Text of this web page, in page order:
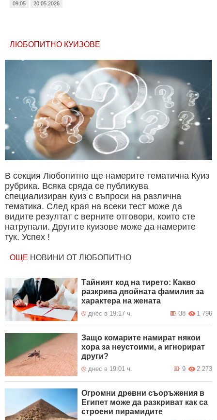
09:05 20.05.2026
ЛЮБОПИТНО КУИЗОВЕ
В секция Любопитно ще намерите тематична Куиз
рубрика. Всяка сряда се публикува
специализиран куиз с въпроси на различна
тематика. След края на всеки тест може да
видите резултат с верните отговори, които сте
натрупали. Другите куизове може да намерите
тук. Успех !
ОЩЕ НОВИНИ ОТ ЛЮБОПИТНО
Тайният код на тирето: Какво
разкрива двойната фамилия за
характера на жената
днес в 19:17 ч. 1 796
38
Защо комарите намират някои
хора за неустоими, а игнорират
други?
днес в 19:01 ч. 2 273
9
Огромни древни съоръжения в
Египет може да разкриват как са
строени пирамидите